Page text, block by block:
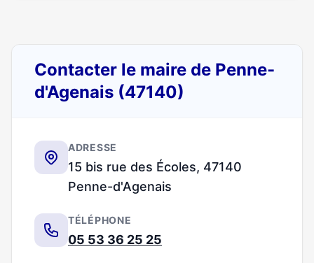
Contacter le maire de Penne-
d'Agenais (47140)
ADRESSE
15 bis rue des Écoles, 47140
Penne-d'Agenais
TÉLÉPHONE
05 53 36 25 25